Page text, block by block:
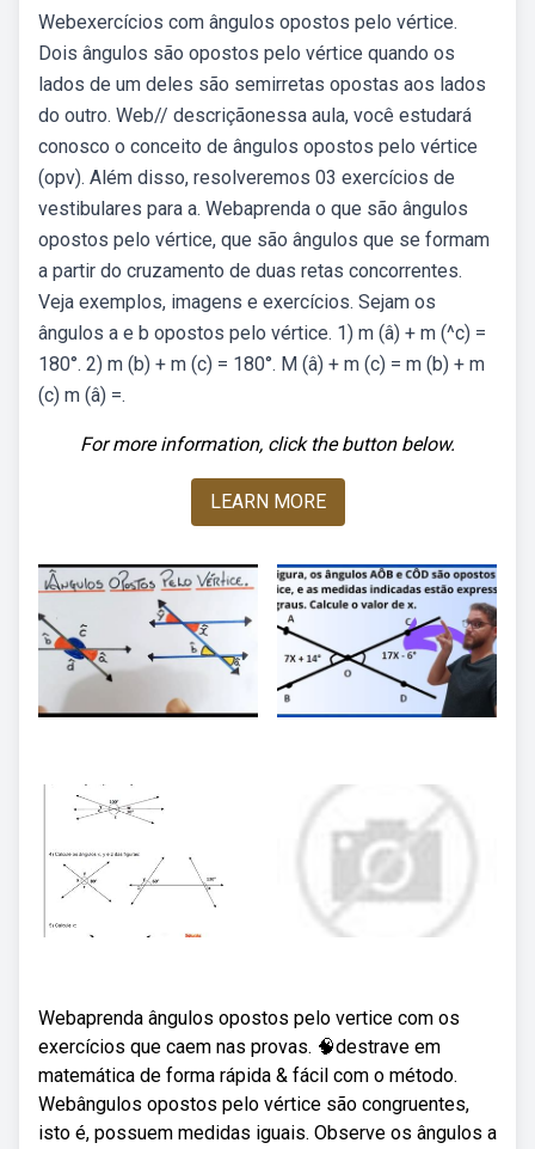
Webexercícios com ângulos opostos pelo vértice.
Dois ângulos são opostos pelo vértice quando os
lados de um deles são semirretas opostas aos lados
do outro. Web// descriçãonessa aula, você estudará
conosco o conceito de ângulos opostos pelo vértice
(opv). Além disso, resolveremos 03 exercícios de
vestibulares para a. Webaprenda o que são ângulos
opostos pelo vértice, que são ângulos que se formam
a partir do cruzamento de duas retas concorrentes.
Veja exemplos, imagens e exercícios. Sejam os
ângulos a e b opostos pelo vértice. 1) m (â) + m (^c) =
180°. 2) m (b) + m (c) = 180°. M (â) + m (c) = m (b) + m
(c) m (â) =.
For more information, click the button below.
LEARN MORE
Webaprenda ângulos opostos pelo vertice com os
exercícios que caem nas provas. 🧠destrave em
matemática de forma rápida & fácil com o método.
Webângulos opostos pelo vértice são congruentes,
isto é, possuem medidas iguais. Observe os ângulos a